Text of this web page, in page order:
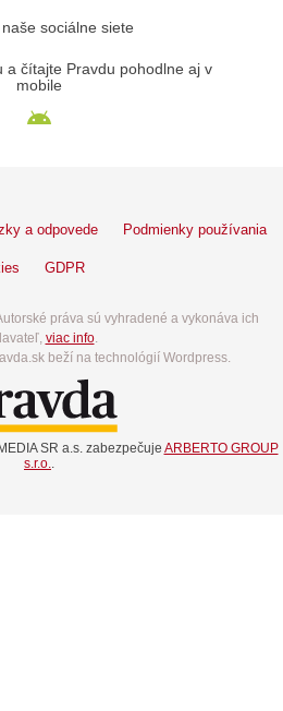
sociálne siete
a čítajte Pravdu pohodlne aj v
mobile
a odpovede Podmienky používania
GDPR
práva sú vyhradené a vykonáva ich
viac info.
beží na technológií Wordpress.
SR a.s. zabezpečuje ARBERTO GROUP
s.r.o..